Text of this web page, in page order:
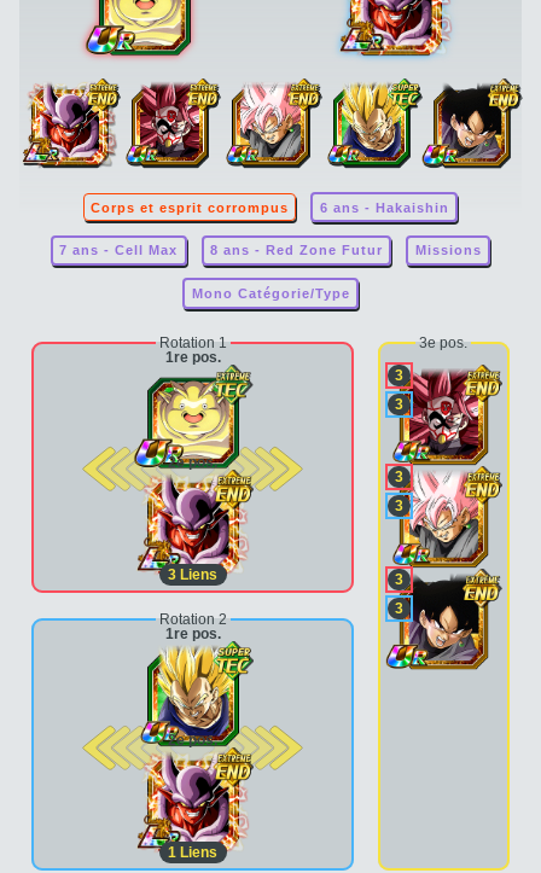
Corps et esprit corrompus 6 ans - Hakaishin
7 ans - Cell Max 8 ans - Red Zone Futur Missions
Mono Catégorie/Type
Rotation 1
1re pos.
2e pos.
3 Liens
Rotation 2
1re pos.
2e pos.
1 Liens
3e pos.
3
3
3
3
3
3